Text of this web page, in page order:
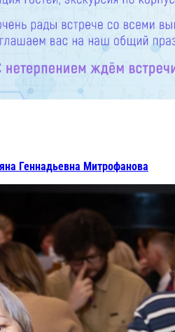
Геннадьевна Митрофанова